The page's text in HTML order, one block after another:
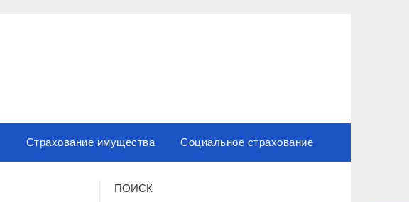
Страхование имущества Социальное страхование
ПОИСК